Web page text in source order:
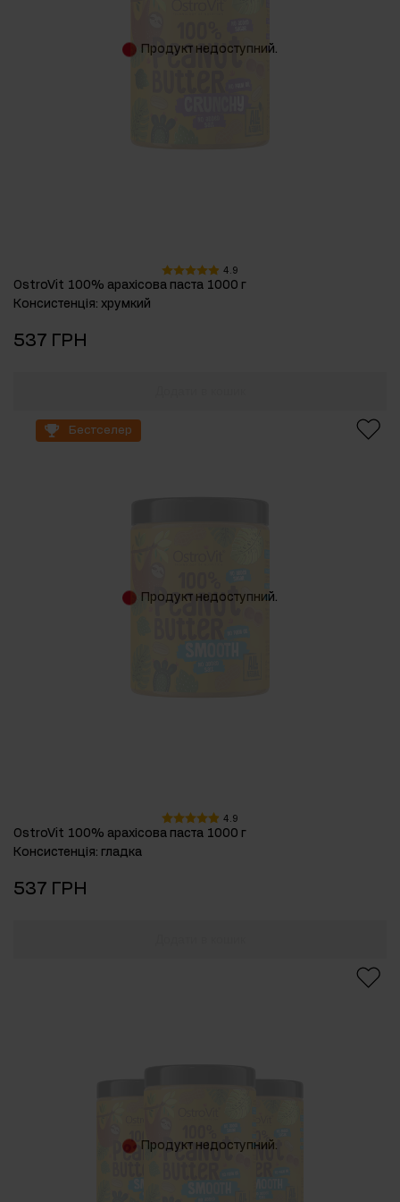
Продукт недоступний.
4.9
OstroVit 100% арахісова паста 1000 г
Консистенція: хрумкий
537 ГРН
Продукт недоступний.
Бестселер
4.9
OstroVit 100% арахісова паста 1000 г
Консистенція: гладка
537 ГРН
Продукт недоступний.